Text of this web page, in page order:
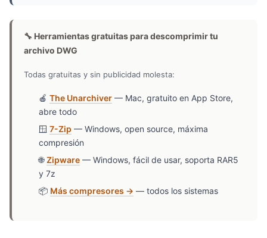
🔧 Herramientas gratuitas para descomprimir tu
archivo DWG
Todas gratuitas y sin publicidad molesta:
🍎The Unarchiver — Mac, gratuito en App Store,
abre todo
🪟7-Zip — Windows, open source, máxima
compresión
🌐Zipware — Windows, fácil de usar, soporta RAR5
y 7z
📦 Más compresores → — todos los sistemas